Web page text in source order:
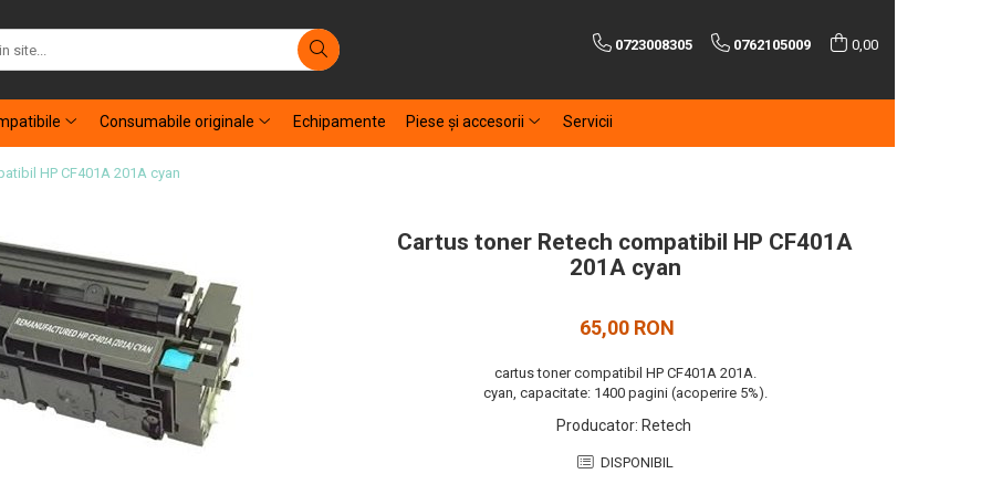
0723008305 0762105009 0,00
Consumabile originale Echipamente Piese şi accesorii Servicii
HP CF401A 201A cyan
Cartus toner Retech compatibil HP CF401A
201A cyan
65,00 RON
cartus toner compatibil HP CF401A 201A.
cyan, capacitate: 1400 pagini (acoperire 5%).
Producator: Retech
DISPONIBIL